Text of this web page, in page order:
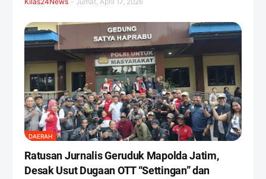
DAERAH
Ratusan Jurnalis Geruduk Mapolda Jatim,
Desak Usut Dugaan OTT “Settingan” dan